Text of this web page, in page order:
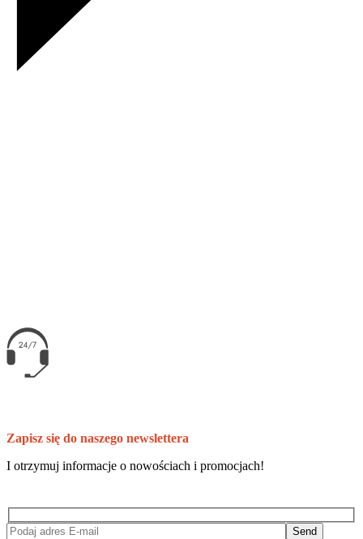
Zapisz się do naszego newslettera
I otrzymuj informacje o nowościach i promocjach!
Send